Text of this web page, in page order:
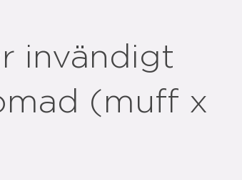
invändigt
(muff x